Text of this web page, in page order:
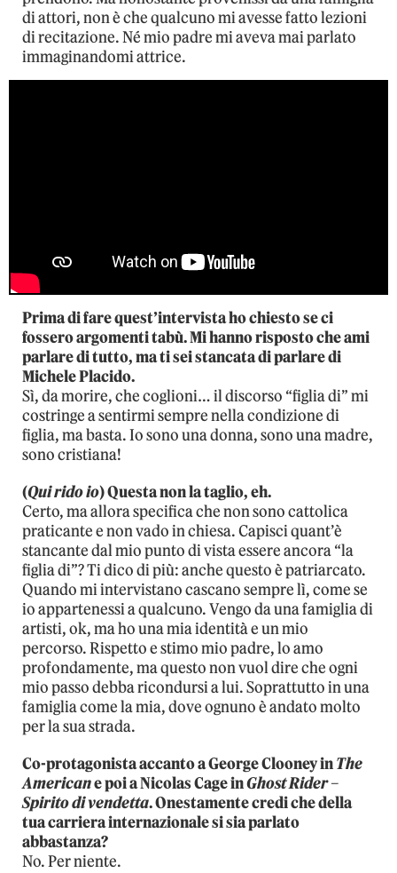
di attori, non è che qualcuno mi avesse fatto lezioni
di recitazione. Né mio padre mi aveva mai parlato
immaginandomi attrice.
Prima di fare quest’intervista ho chiesto se ci
fossero argomenti tabù. Mi hanno risposto che ami
parlare di tutto, ma ti sei stancata di parlare di
Michele Placido.
Sì, da morire, che coglioni… il discorso “figlia di” mi
costringe a sentirmi sempre nella condizione di
figlia, ma basta. Io sono una donna, sono una madre,
sono cristiana!
(Qui rido io) Questa non la taglio, eh.
Certo, ma allora specifica che non sono cattolica
praticante e non vado in chiesa. Capisci quant’è
stancante dal mio punto di vista essere ancora “la
figlia di”? Ti dico di più: anche questo è patriarcato.
Quando mi intervistano cascano sempre lì, come se
io appartenessi a qualcuno. Vengo da una famiglia di
artisti, ok, ma ho una mia identità e un mio
percorso. Rispetto e stimo mio padre, lo amo
profondamente, ma questo non vuol dire che ogni
mio passo debba ricondursi a lui. Soprattutto in una
famiglia come la mia, dove ognuno è andato molto
per la sua strada.
Co-protagonista accanto a George Clooney inThe
Americane poi a Nicolas Cage inGhost Rider –
Spirito di vendetta. Onestamente credi che della
tua carriera internazionale si sia parlato
abbastanza?
No. Per niente.